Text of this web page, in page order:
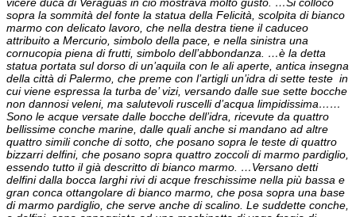
sopra la sommità del fonte la statua della Felicità, scolpita di bianco
marmo con delicato lavoro, che nella destra tiene il caduceo
attribuito a Mercurio, simbolo della pace, e nella sinistra una
cornucopia piena di frutti, simbolo dell’abbondanza. …è la detta
statua portata sul dorso di un’aquila con le ali aperte, antica insegna
della città di Palermo, che preme con l’artigli un’idra di sette teste in
cui viene espressa la turba de’ vizi, versando dalle sue sette bocche
non dannosi veleni, ma salutevoli ruscelli d’acqua limpidissima……
Sono le acque versate dalle bocche dell’idra, ricevute da quattro
bellissime conche marine, dalle quali anche si mandano ad altre
quattro simili conche di sotto, che posano sopra le teste di quattro
bizzarri delfini, che posano sopra quattro zoccoli di marmo pardiglio,
essendo tutto il già descritto di bianco marmo. …Versano detti
delfini dalla bocca larghi rivi di acque freschissime nella più bassa e
gran conca ottangolare di bianco marmo, che posa sopra una base
di marmo pardiglio, che serve anche di scalino. Le suddette conche,